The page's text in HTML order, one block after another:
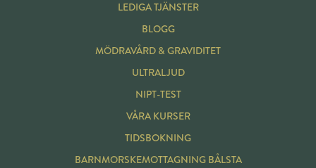
LEDIGA TJÄNSTER
BLOGG
MÖDRAVÅRD & GRAVIDITET
ULTRALJUD
NIPT-TEST
VÅRA KURSER
TIDSBOKNING
BARNMORSKEMOTTAGNING BÅLSTA